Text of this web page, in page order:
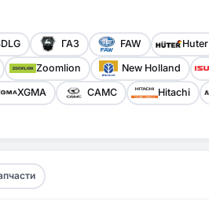
ГАЗ FAW Huter
Zoomlion New Holland
XGMA CAMC Hitachi